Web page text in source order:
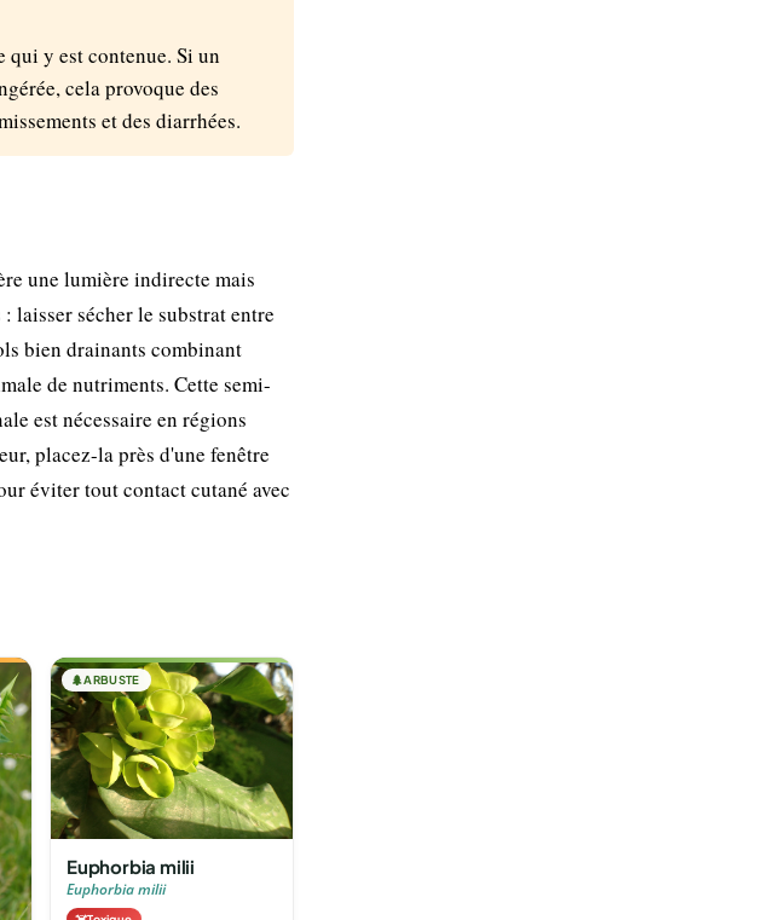
qui y est contenue. Si un
cela provoque des
et des diarrhées.
une lumière indirecte mais
laisser sécher le substrat entre
bien drainants combinant
de nutriments. Cette semi-
est nécessaire en régions
placez-la près d'une fenêtre
éviter tout contact cutané avec
🌲ARBUSTE
Euphorbia milii
Euphorbia milii